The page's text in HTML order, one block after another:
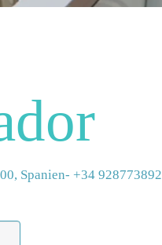
Spanien- +34 928773892